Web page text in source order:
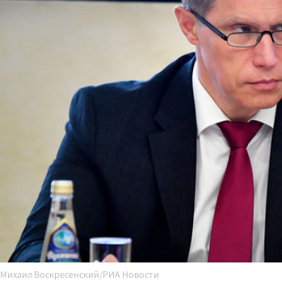
Михаил Воскресенский/РИА Новости